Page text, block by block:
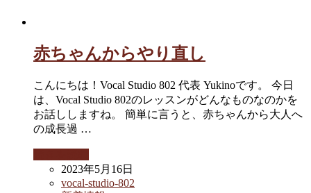
赤ちゃんからやり直し
こんにちは！Vocal Studio 802 代表 Yukinoです。 今日
は、Vocal Studio 802のレッスンがどんなものなのかを
お話ししますね。 簡単に言うと、赤ちゃんから大人へ
の成長過 …
2023年5月16日
vocal-studio-802